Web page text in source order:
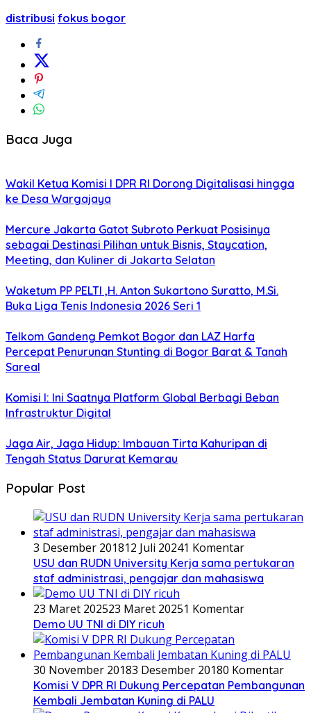
distribusi fokus bogor
Baca Juga
Wakil Ketua Komisi I DPR RI Dorong Digitalisasi hingga
ke Desa Wargajaya
Mercure Jakarta Gatot Subroto Perkuat Posisinya
sebagai Destinasi Pilihan untuk Bisnis, Staycation,
Meeting, dan Kuliner di Jakarta Selatan
Waketum PP PELTI ,H. Anton Sukartono Suratto, M.Si.
Buka Liga Tenis Indonesia 2026 Seri 1
Telkom Gandeng Pemkot Bogor dan LAZ Harfa
Percepat Penurunan Stunting di Bogor Barat & Tanah
Sareal
Komisi I: Ini Saatnya Platform Global Berbagi Beban
Infrastruktur Digital
Jaga Air, Jaga Hidup: Imbauan Tirta Kahuripan di
Tengah Status Darurat Kemarau
Popular Post
3 Desember 201812 Juli 20241 Komentar
USU dan RUDN University Kerja sama pertukaran
staf administrasi, pengajar dan mahasiswa
23 Maret 202523 Maret 20251 Komentar
Demo UU TNI di DIY ricuh
30 November 20183 Desember 20180 Komentar
Komisi V DPR RI Dukung Percepatan Pembangunan
Kembali Jembatan Kuning di PALU